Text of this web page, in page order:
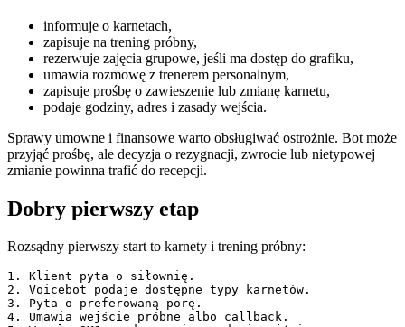
informuje o karnetach,
zapisuje na trening próbny,
rezerwuje zajęcia grupowe, jeśli ma dostęp do grafiku,
umawia rozmowę z trenerem personalnym,
zapisuje prośbę o zawieszenie lub zmianę karnetu,
podaje godziny, adres i zasady wejścia.
Sprawy umowne i finansowe warto obsługiwać ostrożnie. Bot może
przyjąć prośbę, ale decyzja o rezygnacji, zwrocie lub nietypowej
zmianie powinna trafić do recepcji.
Dobry pierwszy etap
Rozsądny pierwszy start to karnety i trening próbny:
1. Klient pyta o siłownię.
2. Voicebot podaje dostępne typy karnetów.
3. Pyta o preferowaną porę.
4. Umawia wejście próbne albo callback.